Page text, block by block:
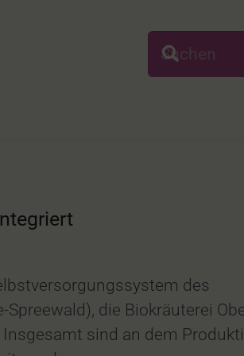
des
die Biokräuterei
sind an dem